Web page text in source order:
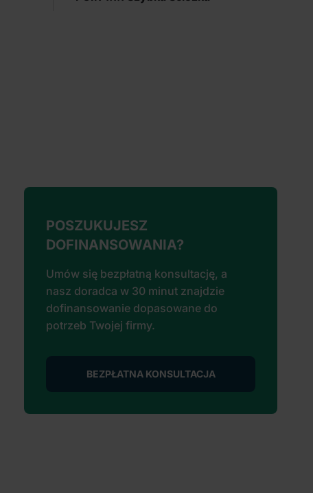
POSZUKUJESZ
DOFINANSOWANIA?
Umów się bezpłatną konsultację, a
nasz doradca w 30 minut znajdzie
dofinansowanie dopasowane do
potrzeb Twojej firmy.
BEZPŁATNA KONSULTACJA